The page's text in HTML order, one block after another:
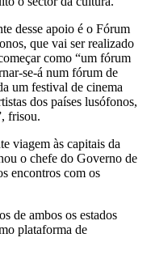
desse apoio é o Fórum
que vai ser realizado
como “um fórum
se-á num fórum de
um festival de cinema
dos países lusófonos,
frisou.
viagem às capitais da
o chefe do Governo de
encontros com os
de ambos os estados
plataforma de